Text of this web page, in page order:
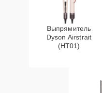
Выпрямитель
Dyson Airstrait
(HT01)